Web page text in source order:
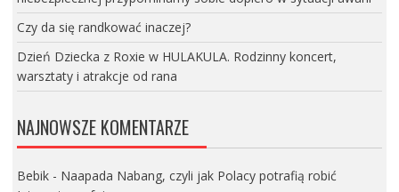
Czy da się randkować inaczej?
Dzień Dziecka z Roxie w HULAKULA. Rodzinny koncert,
warsztaty i atrakcje od rana
NAJNOWSZE KOMENTARZE
Bebik- Naapada Nabang, czyli jak Polacy potrafią robić